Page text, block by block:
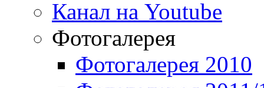
Канал на Youtube
Фотогалерея
Фотогалерея 2010